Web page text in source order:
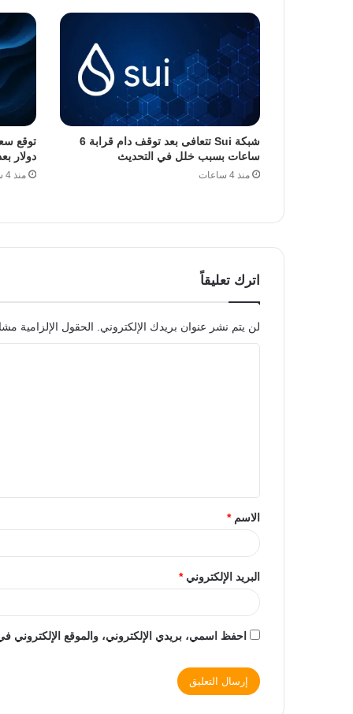
شبكة Sui تتعافى بعد توقف دام قرابة 6
ساعات بسبب خلل في التحديث
منذ 4 ساعات
دولار بعد
منذ 4 ساعات
اترك تعليقاً
لن يتم نشر عنوان بريدك الإلكتروني. الحقول الإلزامية
الاسم*
البريد الإلكتروني*
احفظ اسمي، بريدي الإلكتروني، والموقع الإلكتروني